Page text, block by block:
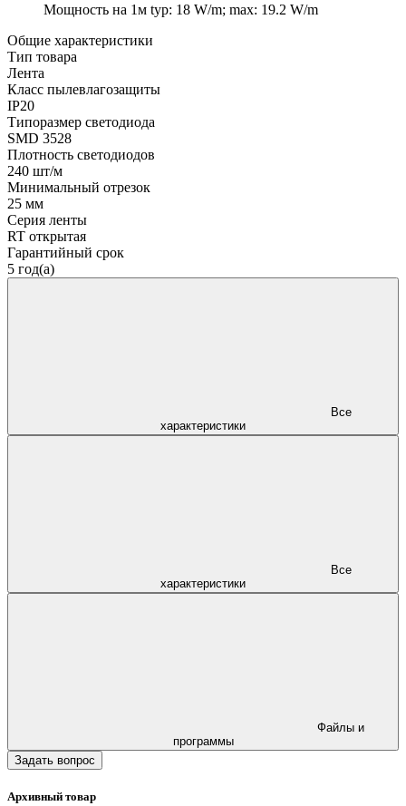
Мощность на 1м typ: 18 W/m; max: 19.2 W/m
Общие характеристики
Тип товара
Лента
Класс пылевлагозащиты
IP20
Типоразмер светодиода
SMD 3528
Плотность светодиодов
240 шт/м
Минимальный отрезок
25 мм
Серия ленты
RT открытая
Гарантийный срок
5 год(а)
характеристики
характеристики
программы
Задать вопрос
Архивный товар